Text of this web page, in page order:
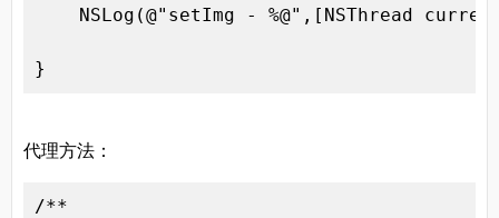
NSLog(@"setImg - %@",[NSThread
}
代理方法：
/**